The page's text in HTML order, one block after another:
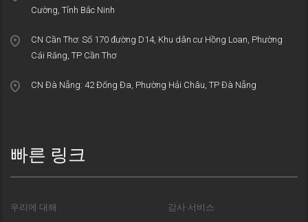
Cường, Tỉnh Bắc Ninh
CN Cần Thơ: Số 170 đường D14, Khu dân cư Hồng Loan, Phường
Cái Răng, TP Cần Thơ
CN Đà Nẵng: 42 Đống Đa, Phường Hải Châu, TP Đà Nẵng
빠른 링크
우리에 대해 감사 서비스